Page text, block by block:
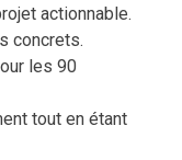
actionnable.
concrets.
les 90
tout en étant